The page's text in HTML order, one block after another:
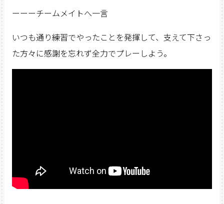
ーーーチームメイトへ一言
いつも通り練習でやったことを発揮して、支えて下さっ
た方々に感謝を忘れず全力でプレーしよう。